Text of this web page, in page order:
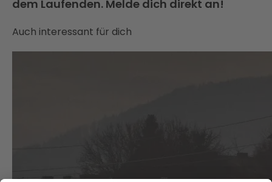
dem Laufenden. Melde dich direkt an!
Auch interessant für dich